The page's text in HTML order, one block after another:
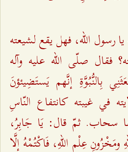
رسول الله، فهل يقع لشيعته
فقال صلّى الله عليه وآله
بِالنُّبُوَّةِ إنَّهم يَستَضِيئؤنَ
في غيبته كانتفاع النّاسِ
سحاب. ثمّ قال: يَا جَابِرُ،
عِلْمِ اللهِ، فَاكْتُمْهُ إلَّا